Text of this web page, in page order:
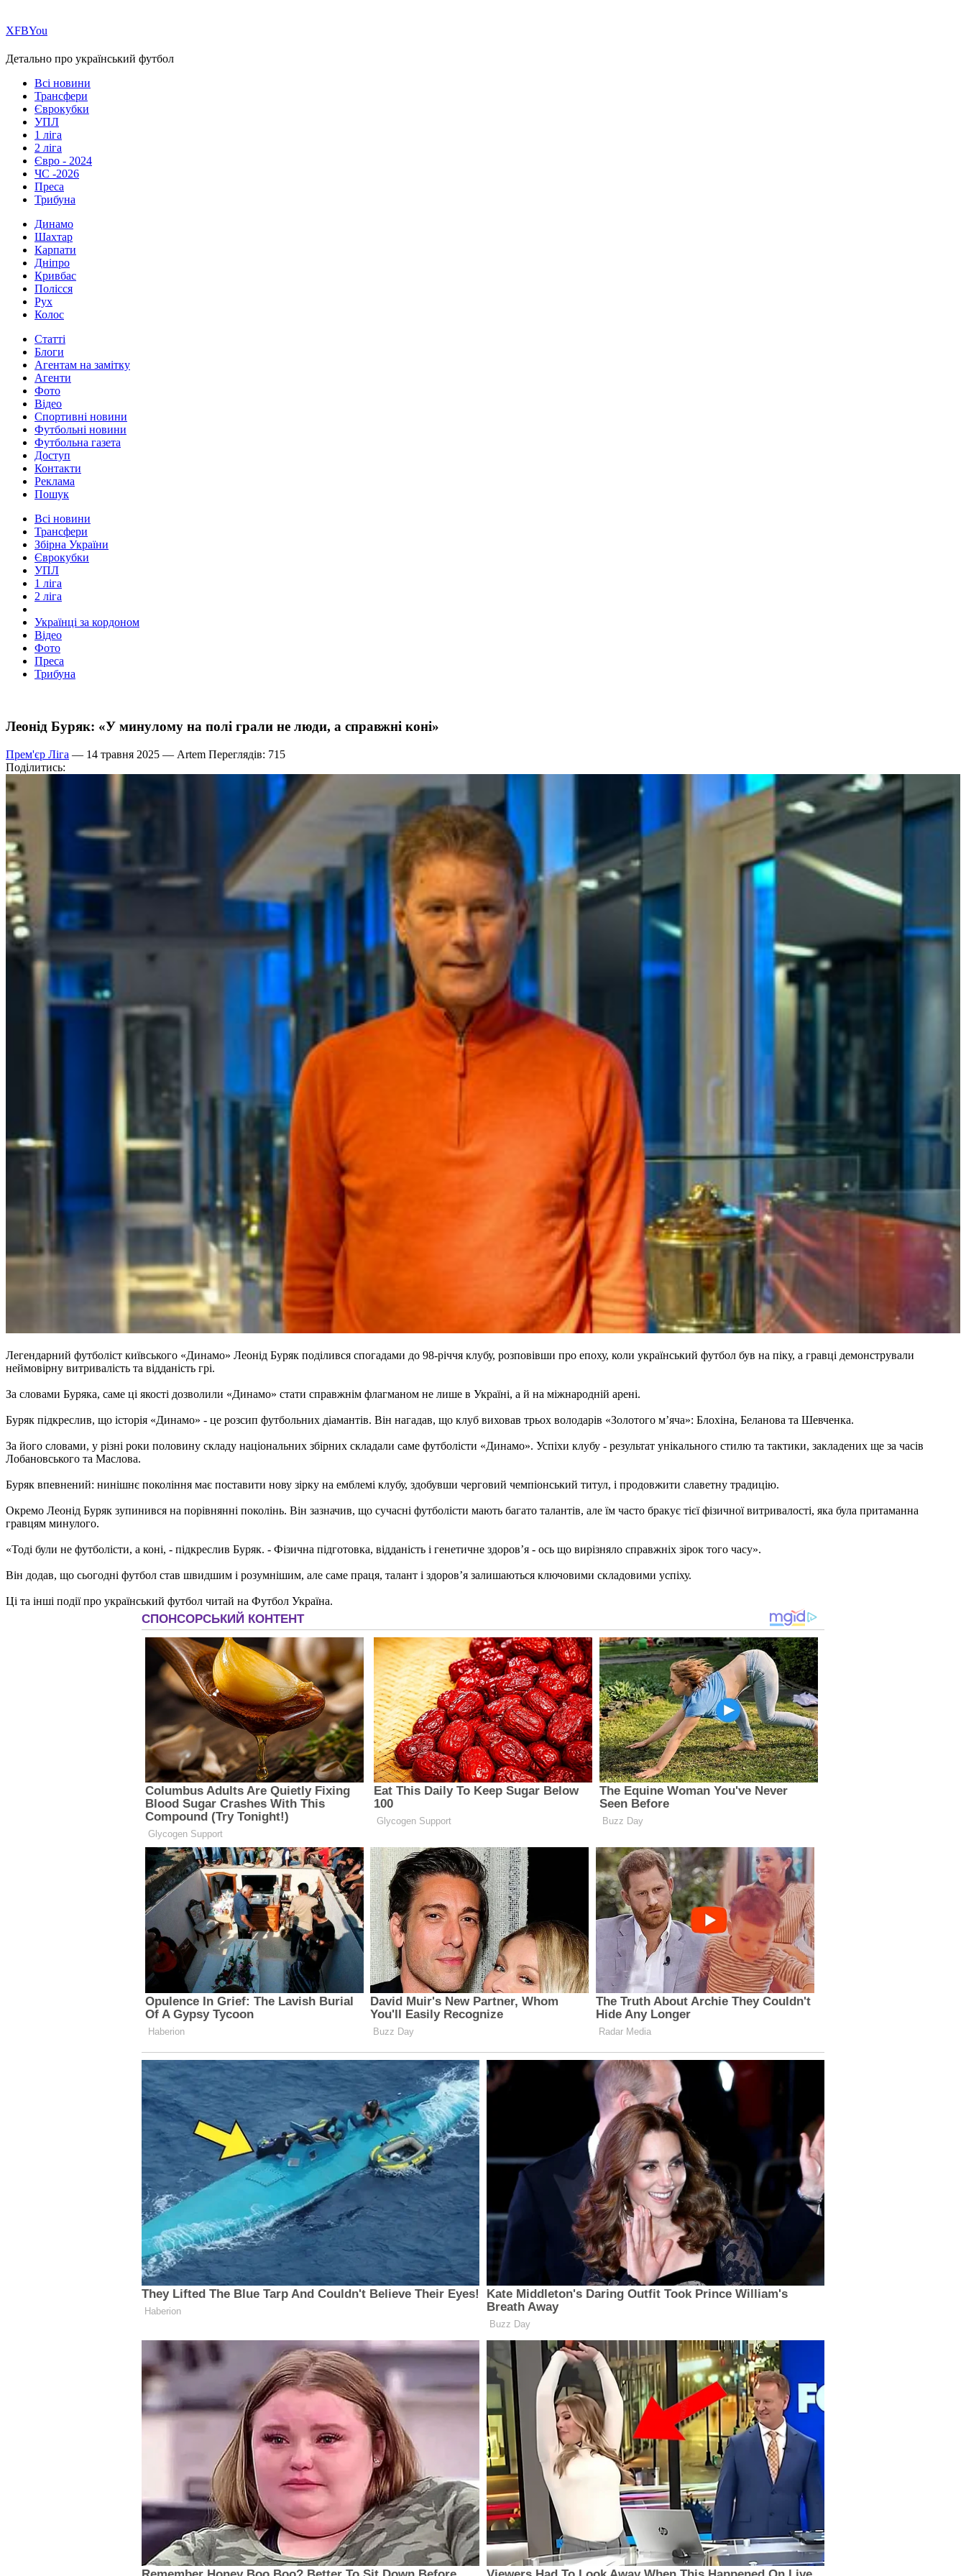
ХFBYou
Детально про український футбол
Всі новини
Трансфери
Єврокубки
УПЛ
1 ліга
2 ліга
Євро - 2024
ЧС -2026
Преса
Трибуна
Динамо
Шахтар
Карпати
Дніпро
Кривбас
Полісся
Рух
Колос
Статті
Блоги
Агентам на замітку
Агенти
Фото
Відео
Спортивні новини
Футбольні новини
Футбольна газета
Доступ
Контакти
Реклама
Пошук
Всі новини
Трансфери
Збірна України
Єврокубки
УПЛ
1 ліга
2 ліга
Українці за кордоном
Відео
Фото
Преса
Трибуна
Леонід Буряк: «У минулому на полі грали не люди, а справжні коні»
Прем'єр Ліга — 14 травня 2025 — Artem Переглядів: 715
Поділитись:
Легендарний футболіст київського «Динамо» Леонід Буряк поділився спогадами до 98-річчя клубу, розповівши про епоху, коли український футбол був на піку, а гравці демонстрували
неймовірну витривалість та відданість грі.
За словами Буряка, саме ці якості дозволили «Динамо» стати справжнім флагманом не лише в Україні, а й на міжнародній арені.
Буряк підкреслив, що історія «Динамо» - це розсип футбольних діамантів. Він нагадав, що клуб виховав трьох володарів «Золотого м’яча»: Блохіна, Беланова та Шевченка.
За його словами, у різні роки половину складу національних збірних складали саме футболісти «Динамо». Успіхи клубу - результат унікального стилю та тактики, закладених ще за часів
Лобановського та Маслова.
Буряк впевнений: нинішнє покоління має поставити нову зірку на емблемі клубу, здобувши черговий чемпіонський титул, і продовжити славетну традицію.
Окремо Леонід Буряк зупинився на порівнянні поколінь. Він зазначив, що сучасні футболісти мають багато талантів, але їм часто бракує тієї фізичної витривалості, яка була притаманна
гравцям минулого.
«Тоді були не футболісти, а коні, - підкреслив Буряк. - Фізична підготовка, відданість і генетичне здоров’я - ось що вирізняло справжніх зірок того часу».
Він додав, що сьогодні футбол став швидшим і розумнішим, але саме праця, талант і здоров’я залишаються ключовими складовими успіху.
Ці та інші події про український футбол читай на Футбол Україна.